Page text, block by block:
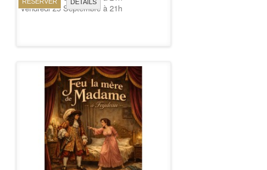
DÉTAILS
Vendredi 25 Septembre à 21h